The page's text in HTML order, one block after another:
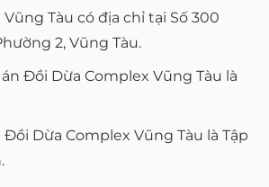
Tàu có địa chỉ tại Số 300
2, Vũng Tàu.
Đồi Dừa Complex Vũng Tàu là
Dừa Complex Vũng Tàu là Tập